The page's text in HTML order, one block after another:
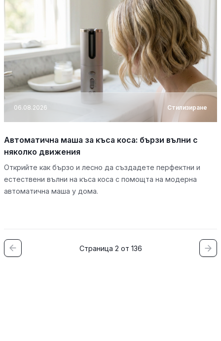
06.08.2026 Стилизиране
Автоматична маша за къса коса: бързи вълни с
няколко движения
Открийте как бързо и лесно да създадете перфектни и
естествени вълни на къса коса с помощта на модерна
автоматична маша у дома.
Страница 2 от 136